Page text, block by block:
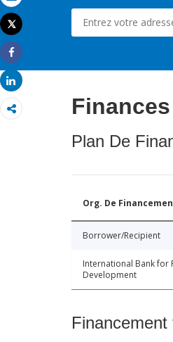
Email
Imprimer
Tweet
Share
Share
Finances
Plan De
Org. De
Borrower/Recipient
International Bank for
Development